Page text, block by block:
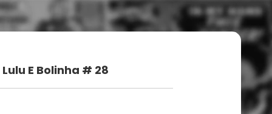
E Bolinha # 28